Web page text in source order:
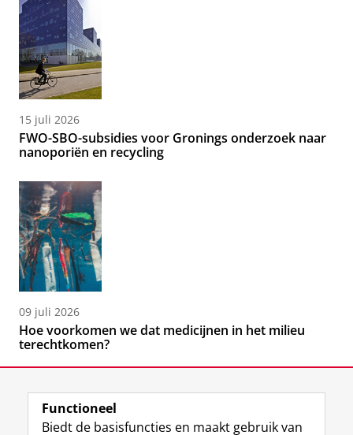
15 juli 2026
FWO-SBO-subsidies voor Gronings onderzoek naar
nanoporiën en recycling
09 juli 2026
Hoe voorkomen we dat medicijnen in het milieu
terechtkomen?
Functioneel
Biedt de basisfuncties en maakt gebruik van